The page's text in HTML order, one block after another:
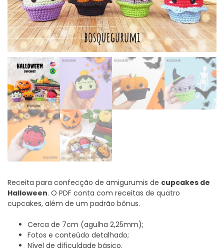
Receita para confecção de amigurumis de cupcakes de
Halloween. O PDF conta com receitas de quatro
cupcakes, além de um padrão bônus.
Cerca de 7cm (agulha 2,25mm);
Fotos e conteúdo detalhado;
Nível de dificuldade básico.